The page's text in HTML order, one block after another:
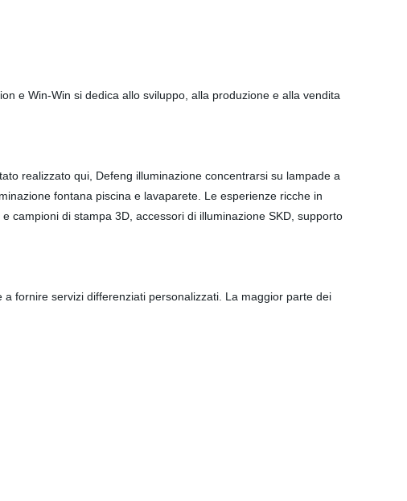
e Win-Win si dedica allo sviluppo, alla produzione e alla vendita
realizzato qui, Defeng illuminazione concentrarsi su lampade a
fontana piscina e lavaparete. Le esperienze ricche in
campioni di stampa 3D, accessori di illuminazione SKD, supporto
fornire servizi differenziati personalizzati. La maggior parte dei